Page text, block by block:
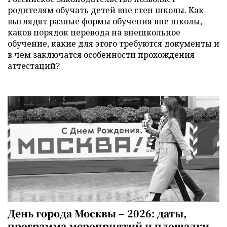
родителям обучать детей вне стен школы. Как
выглядят разные формы обучения вне школы,
каков порядок перевода на внешкольное
обучение, какие для этого требуются документы и
в чем заключатся особенности прохождения
аттестаций?
День города Москвы – 2026: даты,